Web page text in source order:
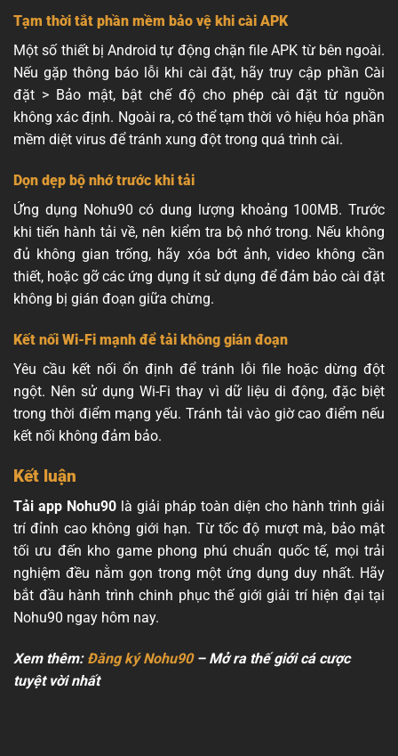
Tạm thời tắt phần mềm bảo vệ khi cài APK
Một số thiết bị Android tự động chặn file APK từ bên ngoài.
Nếu gặp thông báo lỗi khi cài đặt, hãy truy cập phần Cài
đặt > Bảo mật, bật chế độ cho phép cài đặt từ nguồn
không xác định. Ngoài ra, có thể tạm thời vô hiệu hóa phần
mềm diệt virus để tránh xung đột trong quá trình cài.
Dọn dẹp bộ nhớ trước khi tải
Ứng dụng Nohu90 có dung lượng khoảng 100MB. Trước
khi tiến hành tải về, nên kiểm tra bộ nhớ trong. Nếu không
đủ không gian trống, hãy xóa bớt ảnh, video không cần
thiết, hoặc gỡ các ứng dụng ít sử dụng để đảm bảo cài đặt
không bị gián đoạn giữa chừng.
Kết nối Wi-Fi mạnh để tải không gián đoạn
Yêu cầu kết nối ổn định để tránh lỗi file hoặc dừng đột
ngột. Nên sử dụng Wi-Fi thay vì dữ liệu di động, đặc biệt
trong thời điểm mạng yếu. Tránh tải vào giờ cao điểm nếu
kết nối không đảm bảo.
Kết luận
Tải app Nohu90 là giải pháp toàn diện cho hành trình giải
trí đỉnh cao không giới hạn. Từ tốc độ mượt mà, bảo mật
tối ưu đến kho game phong phú chuẩn quốc tế, mọi trải
nghiệm đều nằm gọn trong một ứng dụng duy nhất. Hãy
bắt đầu hành trình chinh phục thế giới giải trí hiện đại tại
Nohu90 ngay hôm nay.
Xem thêm: Đăng ký Nohu90– Mở ra thế giới cá cược
tuyệt vời nhất